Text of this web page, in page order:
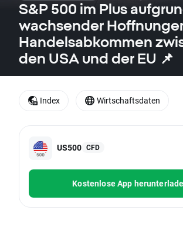
S&P 500 im Plus
wachsender
Handelsabkommen
den USA und der EU 📌
US500 CFD
Kostenlose App
Index Wirtschaftsdaten